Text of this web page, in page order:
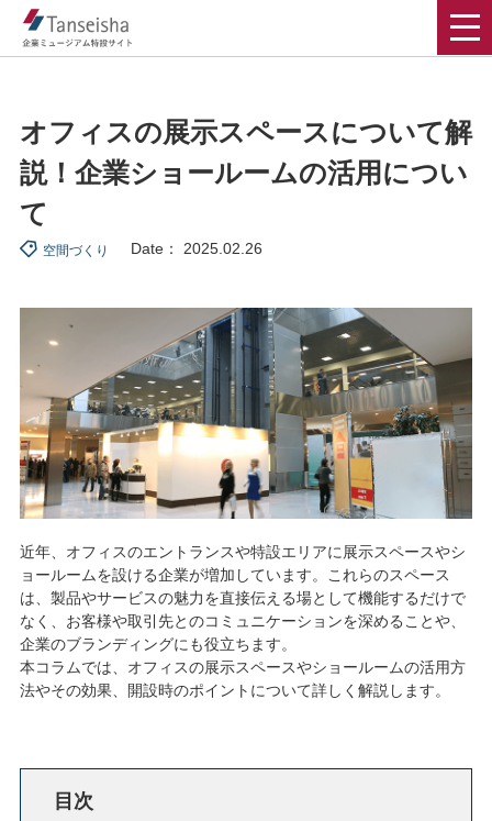
オフィスの展示スペースについて解
説！企業ショールームの活用につい
て
空間づくり Date： 2025.02.26
近年、オフィスのエントランスや特設エリアに展示スペースやシ
ョールームを設ける企業が増加しています。これらのスペース
は、製品やサービスの魅力を直接伝える場として機能するだけで
なく、お客様や取引先とのコミュニケーションを深めることや、
企業のブランディングにも役立ちます。
本コラムでは、オフィスの展示スペースやショールームの活用方
法やその効果、開設時のポイントについて詳しく解説します。
目次